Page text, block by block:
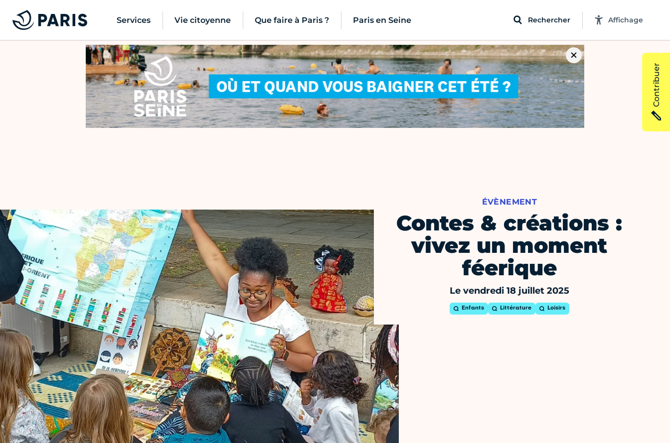
Services Vie citoyenne Que faire à Paris ? Paris en Seine Rechercher Affichage
ÉVÈNEMENT
Contes & créations :
vivez un moment
féerique
Le vendredi 18 juillet 2025
Enfants Littérature Loisirs
Contribuer